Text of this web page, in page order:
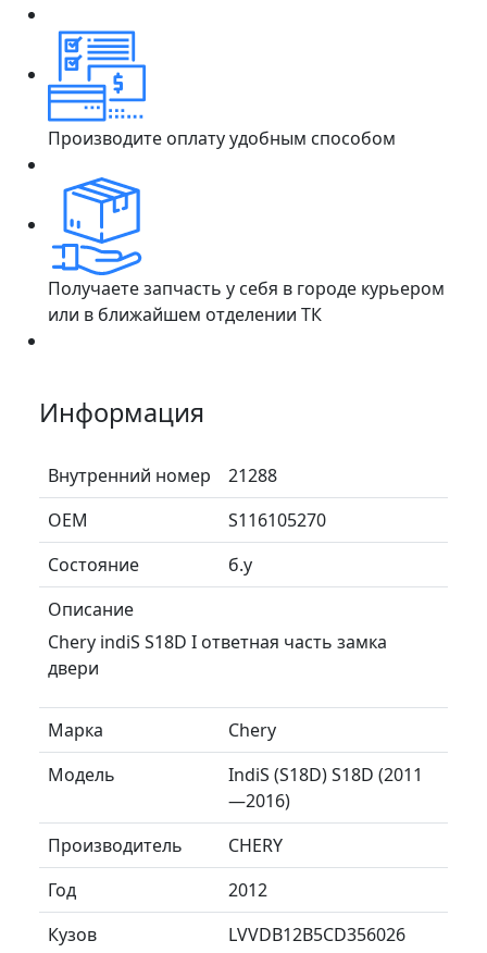
Производите оплату удобным способом
Получаете запчасть у себя в городе курьером
или в ближайшем отделении ТК
Информация
Внутренний номер
21288
ОЕМ
S116105270
Состояние
б.у
Описание
Chery indiS S18D I ответная часть замка
двери
Марка
Chery
Модель
IndiS (S18D) S18D (2011
—2016)
Производитель
CHERY
Год
2012
Кузов
LVVDB12B5CD356026